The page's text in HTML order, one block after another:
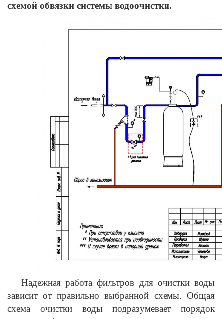
схемой обвязки системы водоочистки.
Надежная работа фильтров для очистки воды
зависит от правильно выбранной схемы. Общая
схема очистки воды подразумевает порядок